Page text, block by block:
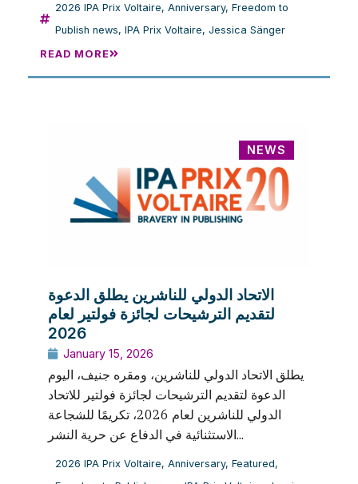
2026 IPA Prix Voltaire, Anniversary, Freedom to
Publish news, IPA Prix Voltaire, Jessica Sänger
READ MORE
NEWS
الاتحاد الدولي للناشرين يطلق الدعوة
لتقديم الترشيحات لجائزة فولتير لعام
2026
January 15, 2026
يطلق الاتحاد الدولي للناشرين، ومقره جنيف، اليوم
الدعوة لتقديم الترشيحات لجائزة فولتير للاتحاد
الدولي للناشرين لعام 2026، تكريمًا للشجاعة
الاستثنائية في الدفاع عن حرية النشر...
2026 IPA Prix Voltaire, Anniversary, Featured,